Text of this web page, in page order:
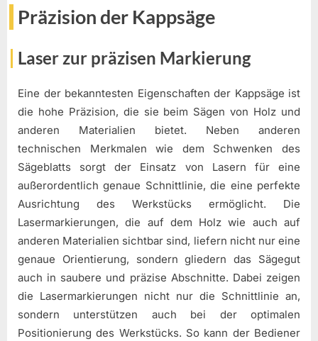
Präzision der Kappsäge
Laser zur präzisen Markierung
Eine der bekanntesten Eigenschaften der Kappsäge ist
die hohe Präzision, die sie beim Sägen von Holz und
anderen Materialien bietet. Neben anderen
technischen Merkmalen wie dem Schwenken des
Sägeblatts sorgt der Einsatz von Lasern für eine
außerordentlich genaue Schnittlinie, die eine perfekte
Ausrichtung des Werkstücks ermöglicht. Die
Lasermarkierungen, die auf dem Holz wie auch auf
anderen Materialien sichtbar sind, liefern nicht nur eine
genaue Orientierung, sondern gliedern das Sägegut
auch in saubere und präzise Abschnitte. Dabei zeigen
die Lasermarkierungen nicht nur die Schnittlinie an,
sondern unterstützen auch bei der optimalen
Positionierung des Werkstücks. So kann der Bediener